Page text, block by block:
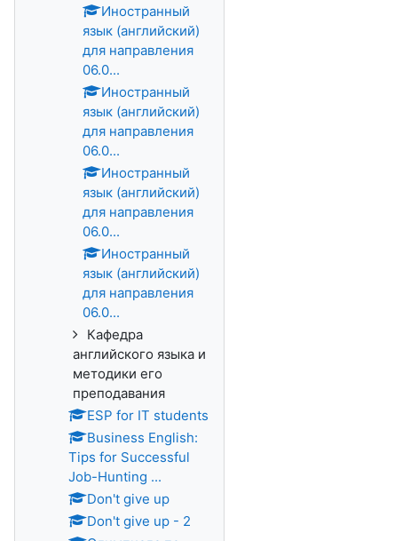
Иностранный
язык (английский)
для направления
06.0...
Иностранный
язык (английский)
для направления
06.0...
Иностранный
язык (английский)
для направления
06.0...
Иностранный
язык (английский)
для направления
06.0...
Кафедра
английского языка и
методики его
преподавания
ESP for IT students
Business English:
Tips for Successful
Job-Hunting ...
Don't give up
Don't give up - 2